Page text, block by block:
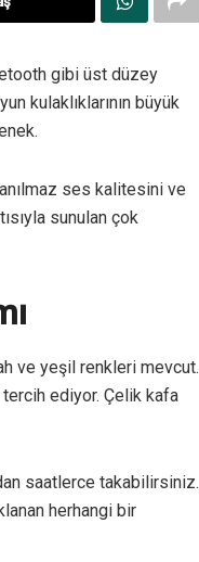
gibi üst düzey
kulaklıklarının büyük
ses kalitesini ve
sunulan çok
ve yeşil renkleri mevcut.
ediyor. Çelik kafa
saatlerce takabilirsiniz.
herhangi bir